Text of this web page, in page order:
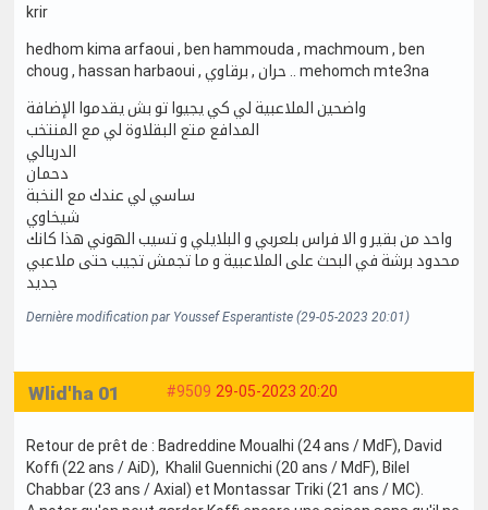
krir
hedhom kima arfaoui , ben hammouda , machmoum , ben
choug , hassan harbaoui , حران , برقاوي .. mehomch mte3na
واضحين الملاعبية لي كي يجيوا تو بش يقدموا الإضافة
المدافع متع البقلاوة لي مع المنتخب
الدربالي
دحمان
شيخاوي
واحد من بقير و الا فراس بلعربي و البلايلي و تسيب الهوني هذا كانك
محدود برشة في البحث على الملاعبية و ما تجمش تجيب حتى ملاعبي
جديد
Dernière modification par Youssef Esperantiste (29-05-2023 20:01)
#9509 29-05-2023 20:20
Wlid'ha 01
Retour de prêt de : Badreddine Moualhi (24 ans / MdF), David
Koffi (22 ans / AiD), Khalil Guennichi (20 ans / MdF), Bilel
Chabbar (23 ans / Axial) et Montassar Triki (21 ans / MC).